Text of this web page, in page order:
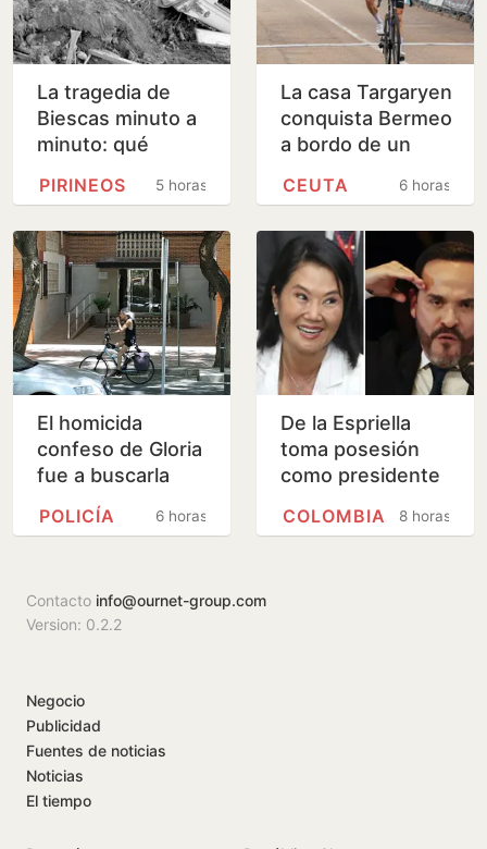
La tragedia de
Biescas minuto a
minuto: qué
mortal de hace5 horas
PIRINEOS
La casa Targaryen
conquista Bermeo
a bordo de un
6 horas
CEUTA
El homicida
confeso de Gloria
fue a buscarla
días antes del
crimen: «Dijo que
6 horas
POLICÍA
De la Espriella
toma posesión
como presidente
viernes y ratifica
8 horas
COLOMBIA
Contacto info@ournet-group.com
Version: 0.2.2
Negocio
Publicidad
Fuentes de noticias
Noticias
El tiempo